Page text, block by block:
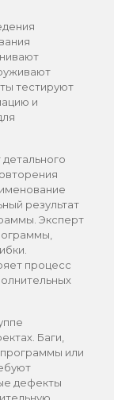
тестируют
и
результат
Эксперт
процесс
Баги,
или
дефекты